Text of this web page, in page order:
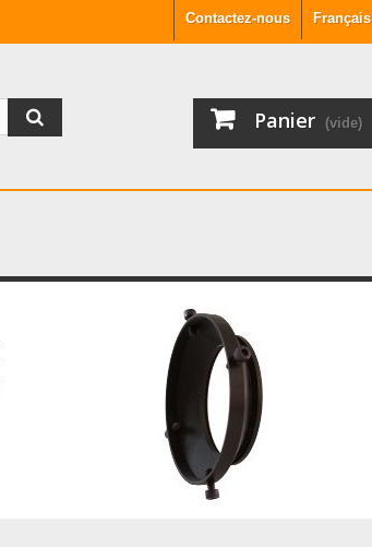
Français
Contactez-nous
Panier (vide)